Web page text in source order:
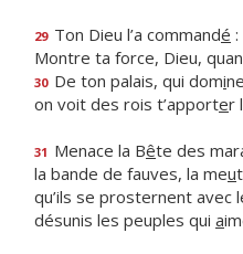
29 Ton Dieu l’a commandé
Montre ta force, Dieu,
30 De ton palais, qui domi
on voit des rois t’apporter
31 Menace la Bête des
la bande de fauves, la meu
qu’ils se prosternent avec
désunis les peuples qui a